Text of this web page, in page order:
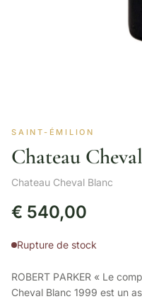
SAINT-ÉMILION
Chateau
Chateau Cheval Blanc
€ 540,00
Rupture de stock
ROBERT PARKER « Le
Cheval Blanc 1999 est un